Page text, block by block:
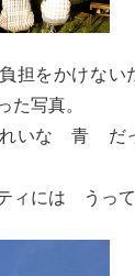
担をかけない
た写真。
いな 青 だっ
ィには うって